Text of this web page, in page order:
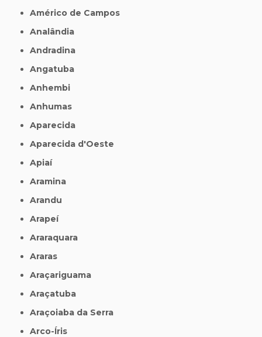
Américo de Campos
Analândia
Andradina
Angatuba
Anhembi
Anhumas
Aparecida
Aparecida d'Oeste
Apiaí
Aramina
Arandu
Arapeí
Araraquara
Araras
Araçariguama
Araçatuba
Araçoiaba da Serra
Arco-Íris